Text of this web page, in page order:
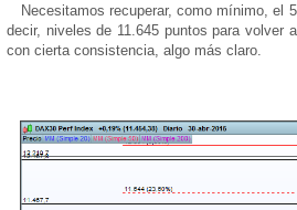
Necesitamos recuperar, como mínimo, el
decir, niveles de 11.645 puntos para volver
con cierta consistencia, algo más claro.